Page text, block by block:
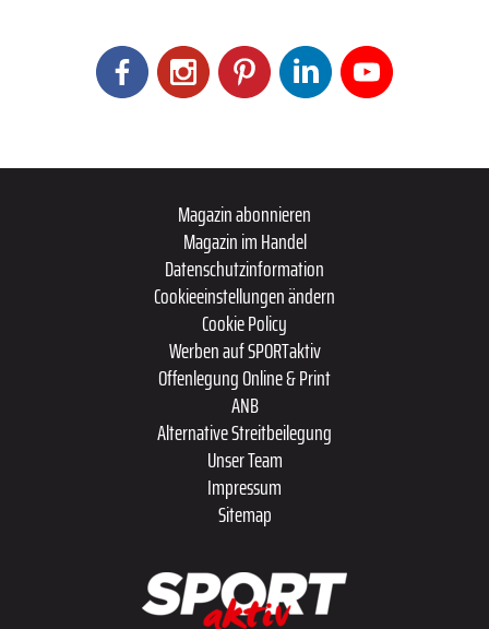
Magazin abonnieren
Magazin im Handel
Datenschutzinformation
Cookieeinstellungen ändern
Cookie Policy
Werben auf SPORTaktiv
Offenlegung Online & Print
ANB
Alternative Streitbeilegung
Unser Team
Impressum
Sitemap